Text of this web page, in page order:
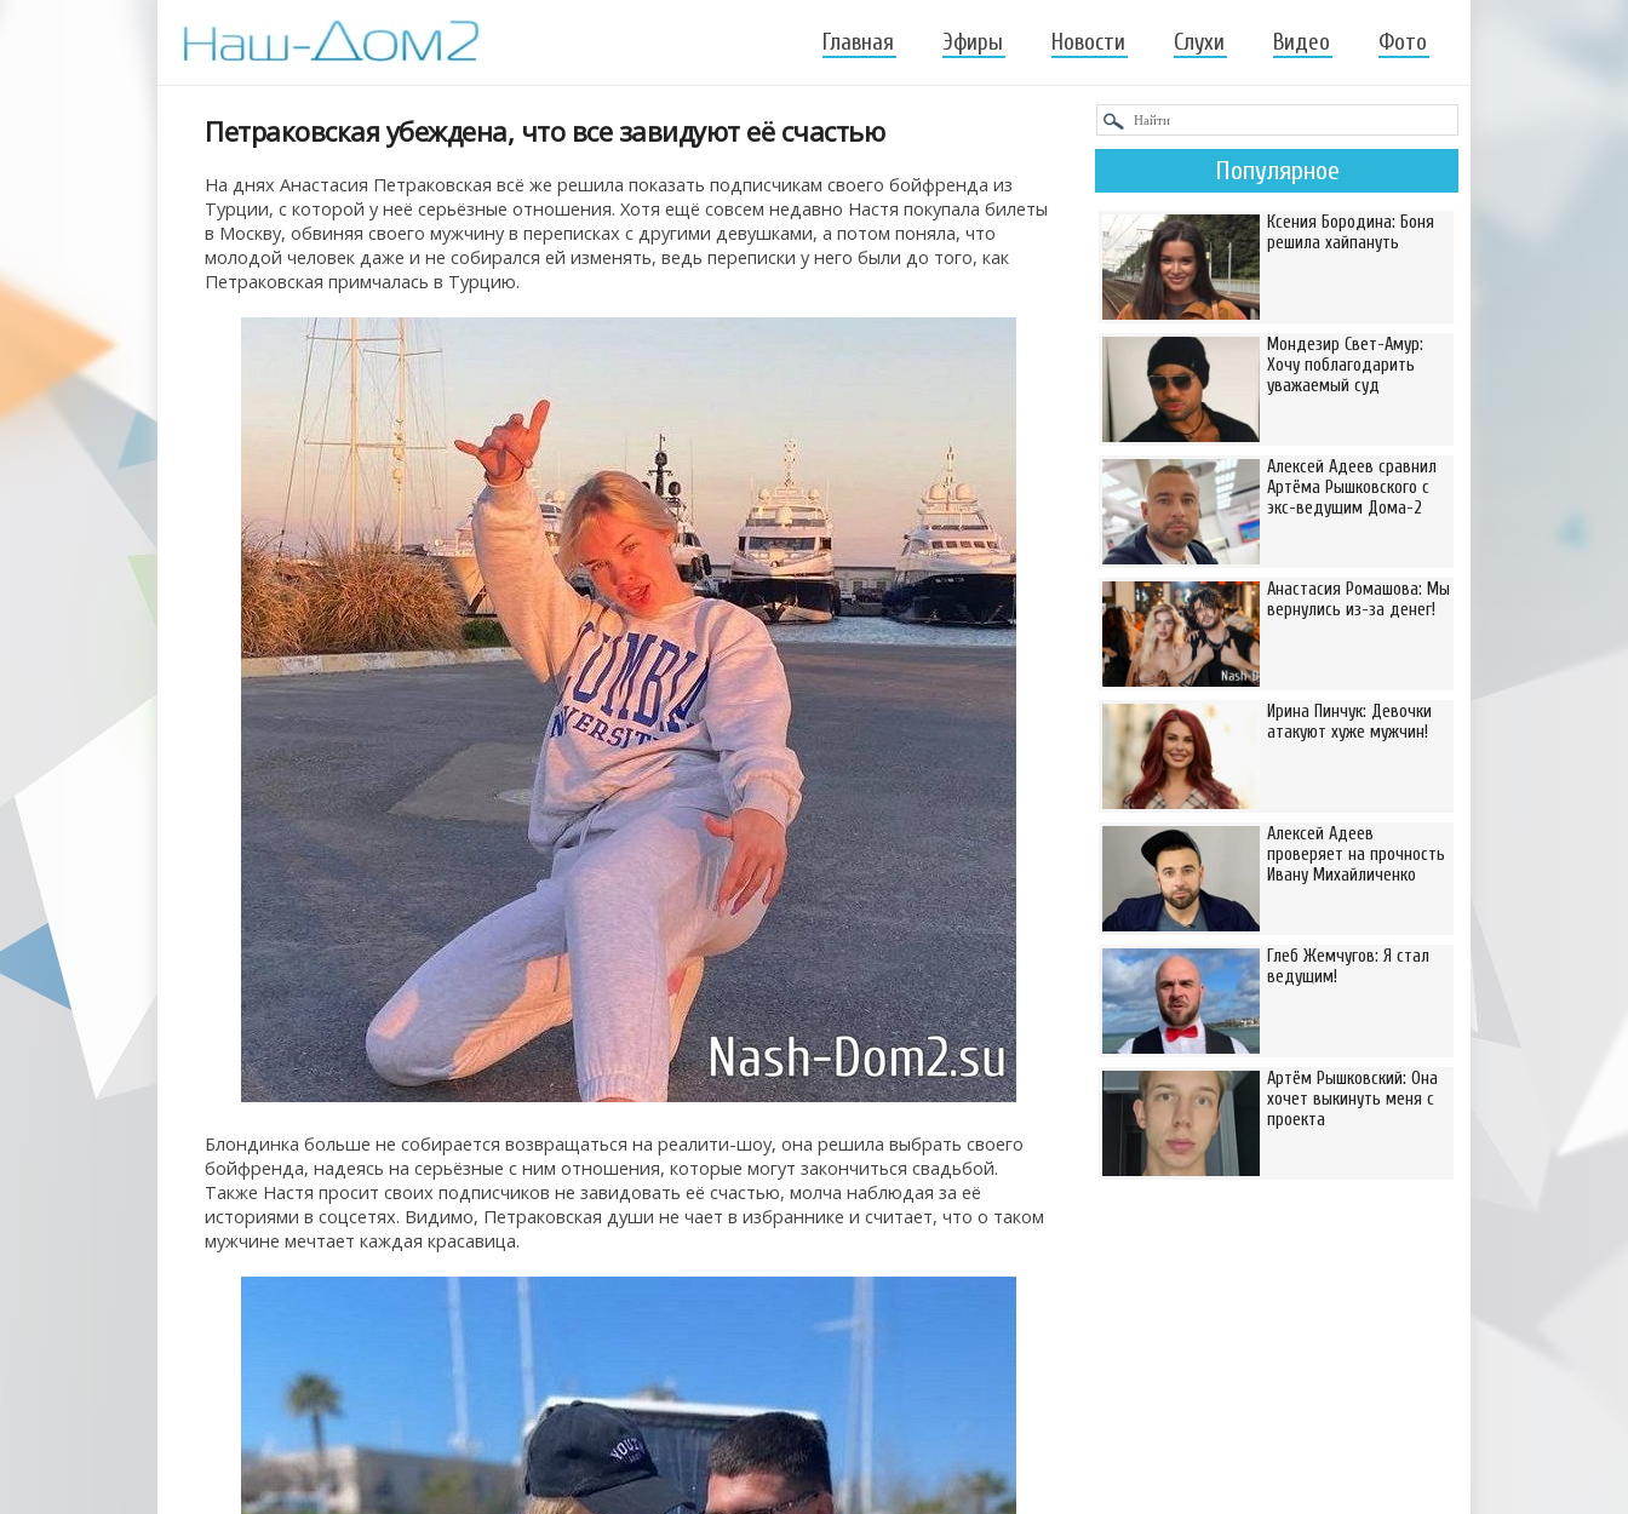
Главная Эфиры Новости Слухи Видео Фото
Петраковская убеждена, что все завидуют её счастью
На днях Анастасия Петраковская всё же решила показать подписчикам своего бойфренда из
Турции, с которой у неё серьёзные отношения. Хотя ещё совсем недавно Настя покупала билеты
в Москву, обвиняя своего мужчину в переписках с другими девушками, а потом поняла, что
молодой человек даже и не собирался ей изменять, ведь переписки у него были до того, как
Петраковская примчалась в Турцию.
Блондинка больше не собирается возвращаться на реалити-шоу, она решила выбрать своего
бойфренда, надеясь на серьёзные с ним отношения, которые могут закончиться свадьбой.
Также Настя просит своих подписчиков не завидовать её счастью, молча наблюдая за её
историями в соцсетях. Видимо, Петраковская души не чает в избраннике и считает, что о таком
мужчине мечтает каждая красавица.
Популярное
Ксения Бородина: Боня
решила хайпануть
Мондезир Свет-Амур:
Хочу поблагодарить
уважаемый суд
Алексей Адеев сравнил
Артёма Рышковского с
экс-ведущим Дома-2
Анастасия Ромашова: Мы
вернулись из-за денег!
Ирина Пинчук: Девочки
атакуют хуже мужчин!
Алексей Адеев
проверяет на прочность
Ивану Михайличенко
Глеб Жемчугов: Я стал
ведущим!
Артём Рышковский: Она
хочет выкинуть меня с
проекта